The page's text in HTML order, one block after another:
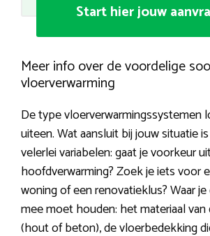
Start hier jouw
Meer info over de voordelige
vloerverwarming
De type vloerverwarmingssystemen
uiteen. Wat aansluit bij jouw situatie
velerlei variabelen: gaat je voorkeur
hoofdverwarming? Zoek je iets voor
woning of een renovatieklus? Waar
mee moet houden: het materiaal
(hout of beton), de vloerbedekking